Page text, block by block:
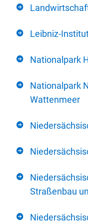
Leibniz-
Nationalpark
Nationalpark
Wattenmeer
Straßenbau